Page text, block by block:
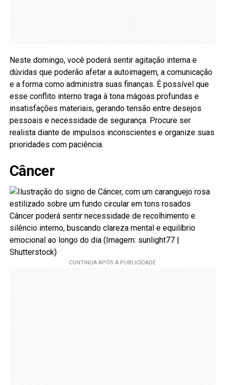
Neste domingo, você poderá sentir agitação interna e
dúvidas que poderão afetar a autoimagem, a comunicação
e a forma como administra suas finanças. É possível que
esse conflito interno traga à tona mágoas profundas e
insatisfações materiais, gerando tensão entre desejos
pessoais e necessidade de segurança. Procure ser
realista diante de impulsos inconscientes e organize suas
prioridades com paciência.
Câncer
Câncer poderá sentir necessidade de recolhimento e
silêncio interno, buscando clareza mental e equilíbrio
emocional ao longo do dia (Imagem: sunlight77 |
Shutterstock)